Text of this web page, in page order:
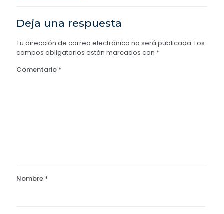
Deja una respuesta
Tu dirección de correo electrónico no será publicada. Los
campos obligatorios están marcados con *
Comentario *
Nombre *